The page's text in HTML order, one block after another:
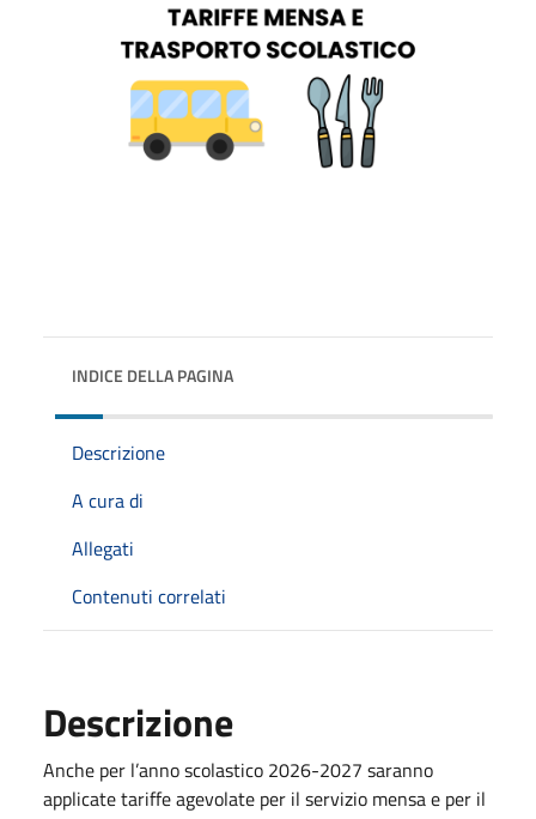
INDICE DELLA PAGINA
Descrizione
A cura di
Allegati
Contenuti correlati
Descrizione
Anche per l’anno scolastico 2026-2027 saranno
applicate tariffe agevolate per il servizio mensa e per il